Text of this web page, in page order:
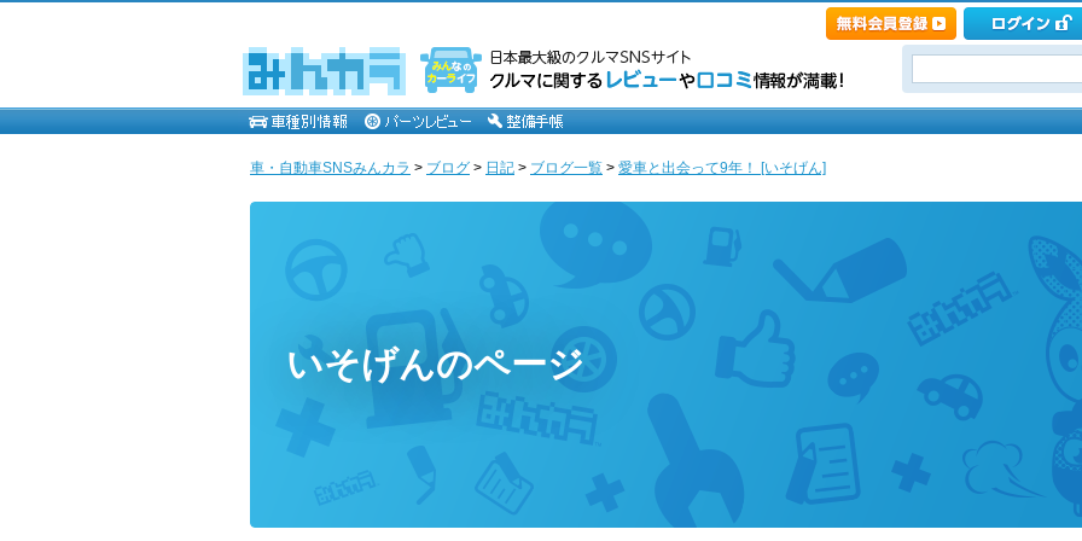
車・自動車SNSみんカラ > ブログ > 日記 > ブログ一覧 > 愛車と出会って9年！ [いそげん]
いそげんのページ